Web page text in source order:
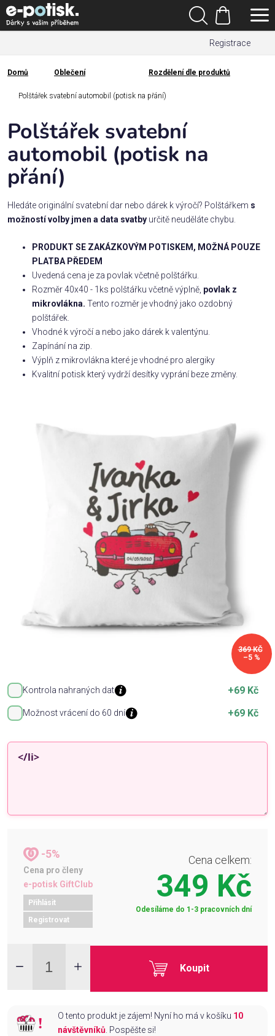
Přejít
na
obsah
Registrace
Hledat
Nákupní
košík
Kategorie
Dárek
Rodina
Láska
Povolání,
zájmy a
Příležitosti
Domácnost
Kolekce
Domů
Domů Oblečení Rozdělení dle produktů
Polštářek svatební automobil (potisk na přání)
Kontrola nahraných dat +69 Kč
Možnost vrácení do 60 dní +69 Kč
-5%
Cena pro členy
e-potisk GiftClub
Přihlásit
Registrovat
Cena celkem:
349 Kč
Odesíláme do 1-3 pracovních dní
Koupit
O tento produkt je zájem! Nyní ho má v košíku 10
návštěvníků. Pospěšte si!
Polštářek svatební
automobil (potisk na
přání)
Hledáte originální svatební dar nebo dárek k výročí? Polštářkem s
možností volby jmen a data svatby určitě neuděláte chybu.
PRODUKT SE ZAKÁZKOVÝM POTISKEM, MOŽNÁ POUZE
PLATBA PŘEDEM
Uvedená cena je za povlak včetně polštářku.
Rozměr 40x40 - 1ks polštářku včetně výplně, povlak z
mikrovlákna. Tento rozměr je vhodný jako ozdobný
polštářek.
Vhodné k výročí a nebo jako dárek k valentýnu.
Zapínání na zip.
Výplň z mikrovlákna které je vhodné pro alergiky
Kvalitní potisk který vydrží desítky vyprání beze změny.
369 KČ
–5 %